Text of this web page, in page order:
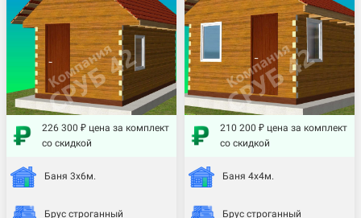
226 300 ₽ цена за комплект
со скидкой
Баня 3х6м.
Брус строганный
210 200 ₽ цена за комплект
со скидкой
Баня 4х4м.
Брус строганный